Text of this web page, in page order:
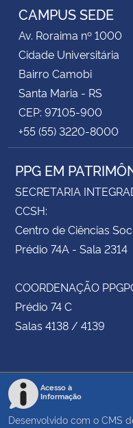
CAMPUS SEDE
Av. Roraima nº 1000
Cidade Universitária
Bairro Camobi
Santa Maria - RS
CEP: 97105-900
+55 (55) 3220-8000
PPG EM
SECRETARIA
CCSH:
Centro de Ciências
Prédio 74A - Sala 2314
COORDENAÇÃO
Prédio 74 C
Salas 4138 / 4139
Acesso à
Informação
Desenvolvido com o CMS